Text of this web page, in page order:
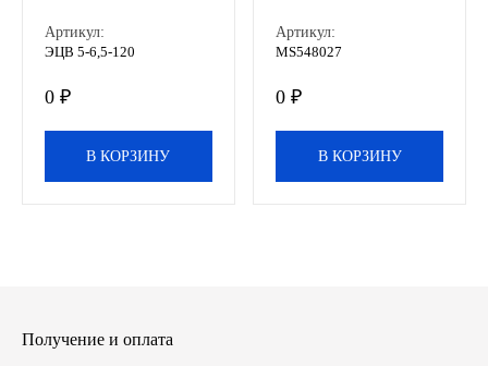
Охлаждающие жидкости
OIL RIGHT
Артикул:
ЭЦВ 5-6,5-120
0 ₽
В КОРЗИНУ
Артикул:
MS548027
0 ₽
В КОРЗИНУ
Получение и оплата